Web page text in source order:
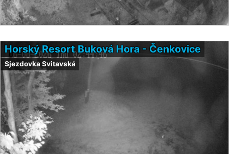
Horský Resort Buková Hora - Čenkovice
Sjezdovka Svitavská